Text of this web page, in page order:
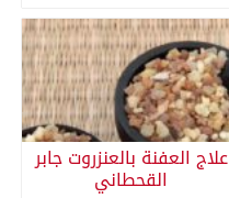
علاج العفنة بالعنزروت جابر
القحطاني